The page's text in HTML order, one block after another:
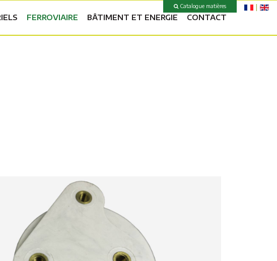
FERROVIAIRE BÂTIMENT ET ENERGIE CONTACT
Catalogue matières